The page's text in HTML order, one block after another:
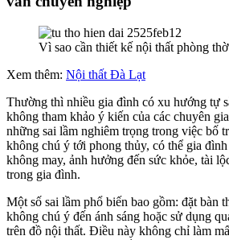
Vì sao cần thiết kế nội thất phòng
Xem thêm: Nội thất Đà Lạt
Thường thì nhiều gia đình có xu hướng tự
không tham khảo ý kiến của các chuyên
những sai lầm nghiêm trọng trong việc bố
không chú ý tới phong thủy, có thể gia
không may, ảnh hưởng đến sức khỏe, tài
trong gia đình.
Một số sai lầm phổ biến bao gồm: đặt bàn
không chú ý đến ánh sáng hoặc sử dụng
trên đồ nội thất. Điều này không chỉ làm